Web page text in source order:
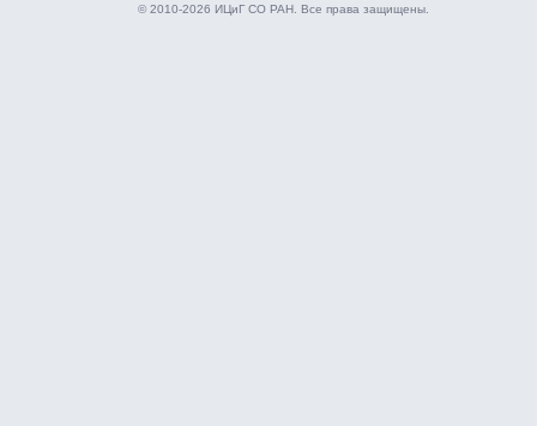
© 2010-2026 ИЦиГ СО РАН. Все права защищены.